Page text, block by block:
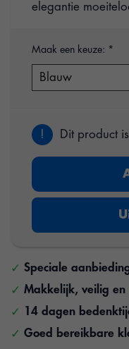
elegantie
Maak een keuze: *
! Dit product
Speciale
Makkelijk, veilig en
14 dagen
Goed bereikbare